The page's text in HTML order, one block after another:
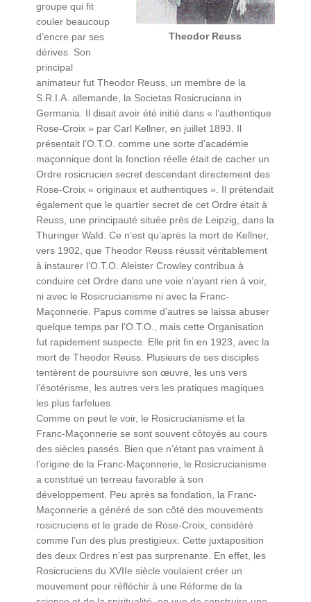
Theodor Reuss
groupe qui fit
couler beaucoup
d’encre par ses
dérives. Son
principal
animateur fut Theodor Reuss, un membre de la
S.R.I.A. allemande, la Societas Rosicruciana in
Germania. Il disait avoir été initié dans « l’authentique
Rose-Croix » par Carl Kellner, en juillet 1893. Il
présentait l’O.T.O. comme une sorte d’académie
maçonnique dont la fonction réelle était de cacher un
Ordre rosicrucien secret descendant directement des
Rose-Croix « originaux et authentiques ». Il prétendait
également que le quartier secret de cet Ordre était à
Reuss, une principauté située près de Leipzig, dans la
Thuringer Wald. Ce n’est qu’après la mort de Kellner,
vers 1902, que Theodor Reuss réussit véritablement
à instaurer l’O.T.O. Aleister Crowley contribua à
conduire cet Ordre dans une voie n’ayant rien à voir,
ni avec le Rosicrucianisme ni avec la Franc-
Maçonnerie. Papus comme d’autres se laissa abuser
quelque temps par l’O.T.O., mais cette Organisation
fut rapidement suspecte. Elle prit fin en 1923, avec la
mort de Theodor Reuss. Plusieurs de ses disciples
tentèrent de poursuivre son œuvre, les uns vers
l’ésotérisme, les autres vers les pratiques magiques
les plus farfelues.
Comme on peut le voir, le Rosicrucianisme et la
Franc-Maçonnerie se sont souvent côtoyés au cours
des siècles passés. Bien que n’étant pas vraiment à
l’origine de la Franc-Maçonnerie, le Rosicrucianisme
a constitué un terreau favorable à son
développement. Peu après sa fondation, la Franc-
Maçonnerie a généré de son côté des mouvements
rosicruciens et le grade de Rose-Croix, considéré
comme l’un des plus prestigieux. Cette juxtaposition
des deux Ordres n’est pas surprenante. En effet, les
Rosicruciens du XVIIe siècle voulaient créer un
mouvement pour réfléchir à une Réforme de la